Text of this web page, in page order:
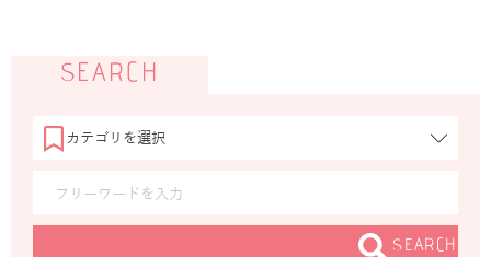
認定校を探す
認定校ブログ一覧
SEARCH
SEARCH